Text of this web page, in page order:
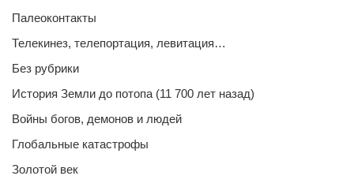
Палеоконтакты
Телекинез, телепортация, левитация…
Без рубрики
История Земли до потопа (11 700 лет назад)
Войны богов, демонов и людей
Глобальные катастрофы
Золотой век